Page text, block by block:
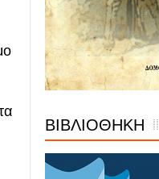
ΒΙΒΛΙΟΘΗΚΗ